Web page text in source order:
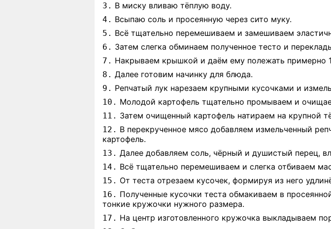
3. В миску вливаю тёплую воду.
4. Всыпаю соль и просеянную через сито муку.
5. Всё тщательно перемешиваем и замешиваем
6. Затем слегка обминаем полученное тесто и
7. Накрываем крышкой и даём ему полежать примерно
8. Далее готовим начинку для блюда.
9. Репчатый лук нарезаем крупными кусочками и
10. Молодой картофель тщательно промываем и
11. Затем очищенный картофель натираем на крупной
12. В перекрученное мясо добавляем измельченный
картофель.
13. Далее добавляем соль, чёрный и душистый перец,
14. Всё тщательно перемешиваем и слегка отбиваем
15. От теста отрезаем кусочек, формируя из него
16. Полученные кусочки теста обмакиваем в
тонкие кружочки нужного размера.
17. На центр изготовленного кружочка выкладываем